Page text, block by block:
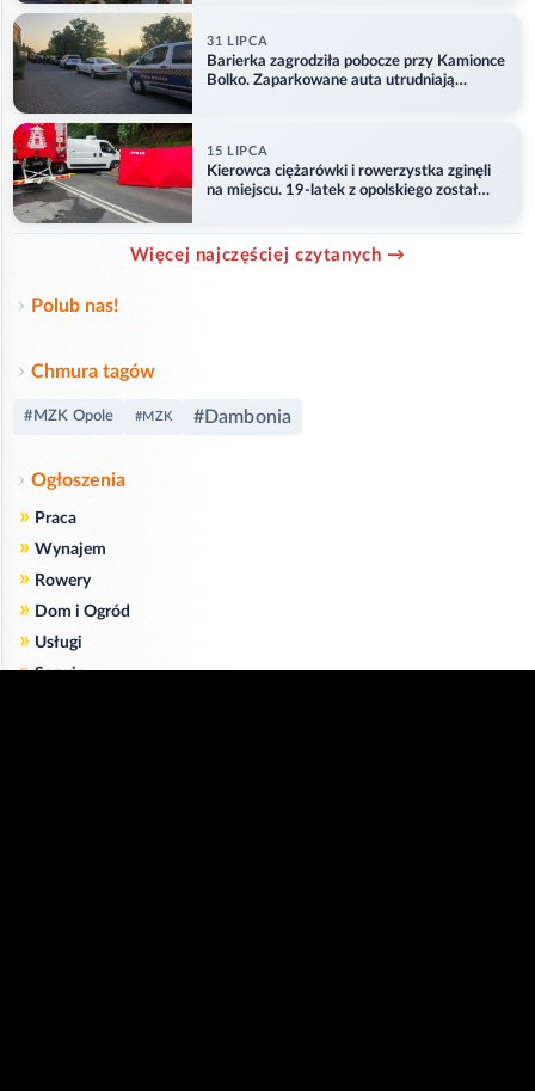
31 LIPCA
Barierka zagrodziła pobocze przy Kamionce
Bolko. Zaparkowane auta utrudniają
15 LIPCA
Kierowca ciężarówki i rowerzystka zginęli
na miejscu. 19-latek z opolskiego został
Więcej najczęściej czytanych →
Polub nas!
Chmura tagów
#MZK Opole #MZK #Dambonia
Ogłoszenia
» Praca
» Wynajem
» Rowery
» Dom i Ogród
» Usługi
» Serwis